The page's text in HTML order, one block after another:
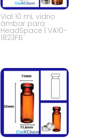
Vial 10 mL vidrio
ámbar para
HeadSpace | VA10-
1823FB